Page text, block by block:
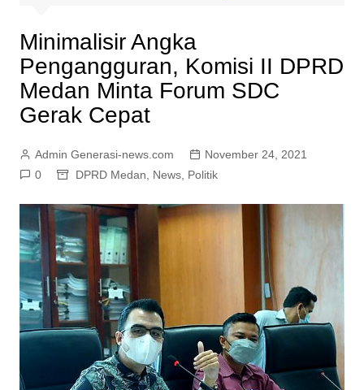
Minimalisir Angka
Pengangguran, Komisi II DPRD
Medan Minta Forum SDC
Gerak Cepat
Admin Generasi-news.com
November 24, 2021
0
DPRD Medan News, Politik